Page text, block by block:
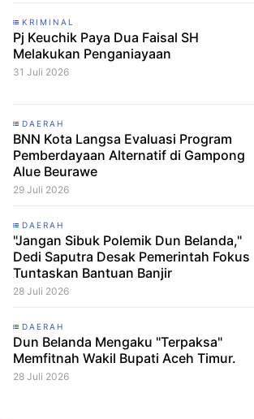
KRIMINAL
Pj Keuchik Paya Dua Faisal SH
Melakukan Penganiayaan
31 Juli 2026
DAERAH
BNN Kota Langsa Evaluasi Program
Pemberdayaan Alternatif di Gampong
Alue Beurawe
29 Juli 2026
DAERAH
"Jangan Sibuk Polemik Dun Belanda,"
Dedi Saputra Desak Pemerintah Fokus
Tuntaskan Bantuan Banjir
28 Juli 2026
DAERAH
Dun Belanda Mengaku "Terpaksa"
Memfitnah Wakil Bupati Aceh Timur.
28 Juli 2026